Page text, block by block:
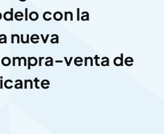
con la
nueva
venta de